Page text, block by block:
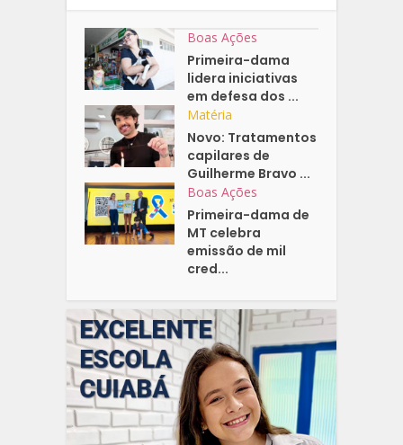
Boas Ações
Primeira-dama
lidera iniciativas
em defesa dos ...
Matéria
Novo: Tratamentos
capilares de
Guilherme Bravo ...
Boas Ações
Primeira-dama de
MT celebra
emissão de mil
cred...